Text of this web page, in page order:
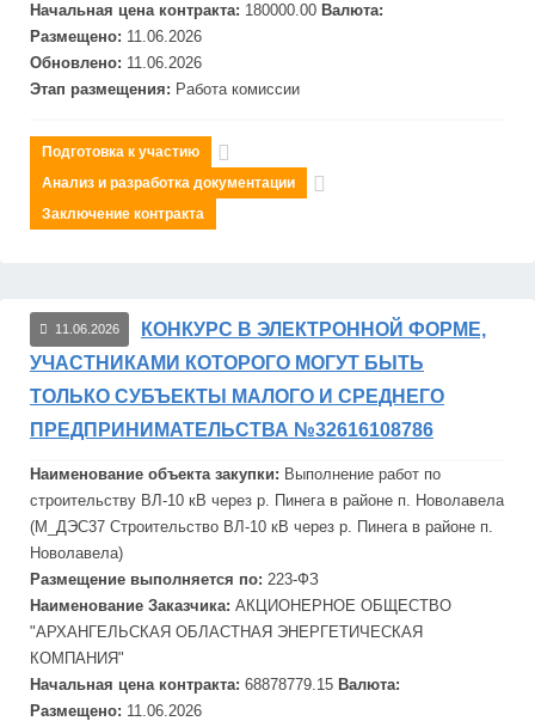
Начальная цена контракта: 180000.00 Валюта:
Размещено: 11.06.2026
Обновлено: 11.06.2026
Этап размещения: Работа комиссии
Подготовка к участию
Анализ и разработка документации
Заключение контракта
11.06.2026
КОНКУРС В ЭЛЕКТРОННОЙ ФОРМЕ,
УЧАСТНИКАМИ КОТОРОГО МОГУТ БЫТЬ
ТОЛЬКО СУБЪЕКТЫ МАЛОГО И СРЕДНЕГО
ПРЕДПРИНИМАТЕЛЬСТВА №32616108786
Наименование объекта закупки: Выполнение работ по
строительству ВЛ-10 кВ через р. Пинега в районе п. Новолавела
(М_ ДЭС37 Строительство ВЛ-10 кВ через р. Пинега в районе п.
Новолавела)
Размещение выполняется по: 223-ФЗ
Наименование Заказчика: АКЦИОНЕРНОЕ ОБЩЕСТВО
"АРХАНГЕЛЬСКАЯ ОБЛАСТНАЯ ЭНЕРГЕТИЧЕСКАЯ
КОМПАНИЯ"
Начальная цена контракта: 68878779.15 Валюта:
Размещено: 11.06.2026